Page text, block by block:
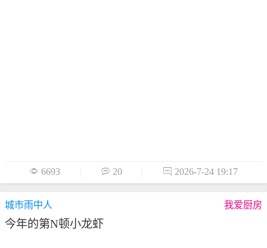
 6693  20  2026-7-24 19:17
城市雨中人 我爱厨房
今年的第N顿小龙虾